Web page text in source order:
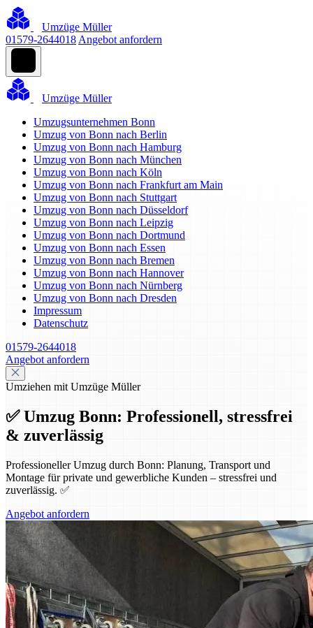
Umzüge Müller
01579-2644018 Angebot anfordern
Umzüge Müller
Umzugsunternehmen Bonn
Umzug von Bonn nach Berlin
Umzug von Bonn nach Hamburg
Umzug von Bonn nach München
Umzug von Bonn nach Köln
Umzug von Bonn nach Frankfurt am Main
Umzug von Bonn nach Stuttgart
Umzug von Bonn nach Düsseldorf
Umzug von Bonn nach Leipzig
Umzug von Bonn nach Dortmund
Umzug von Bonn nach Essen
Umzug von Bonn nach Bremen
Umzug von Bonn nach Hannover
Umzug von Bonn nach Nürnberg
Umzug von Bonn nach Dresden
Impressum
Datenschutz
01579-2644018
Angebot anfordern
Umziehen mit Umzüge Müller
✅ Umzug Bonn: Professionell, stressfrei
& zuverlässig
Professioneller Umzug durch Bonn: Planung, Transport und
Montage für private und gewerbliche Kunden – stressfrei und
zuverlässig. ✅
Angebot anfordern